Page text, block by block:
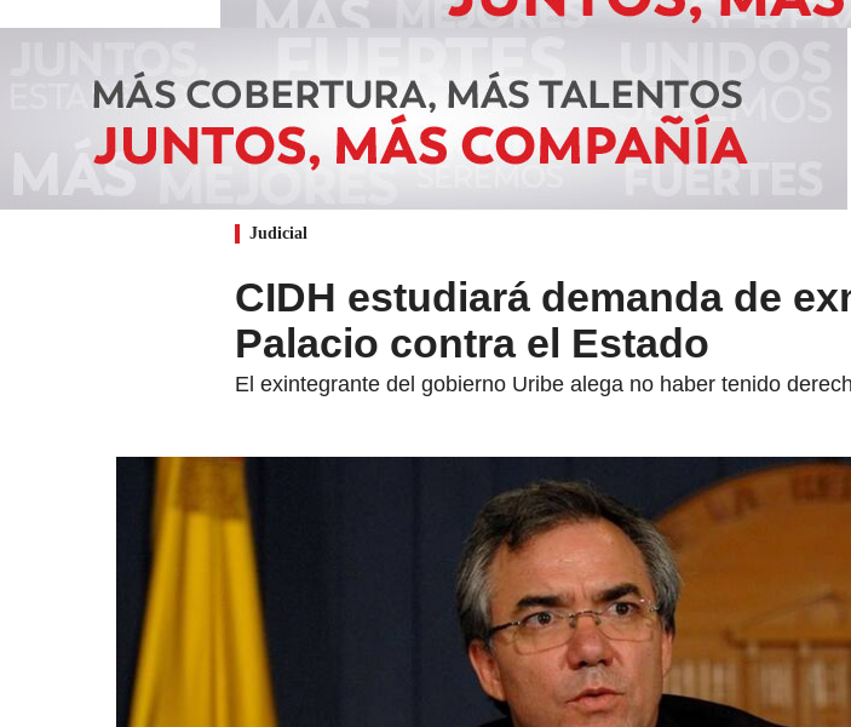
Judicial
CIDH estudiará demanda de
Palacio contra el Estado
El exintegrante del gobierno Uribe alega no haber tenido